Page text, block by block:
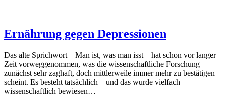
Ernährung gegen Depressionen
Das alte Sprichwort – Man ist, was man isst – hat schon vor langer
Zeit vorweggenommen, was die wissenschaftliche Forschung
zunächst sehr zaghaft, doch mittlerweile immer mehr zu bestätigen
scheint. Es besteht tatsächlich – und das wurde vielfach
wissenschaftlich bewiesen…